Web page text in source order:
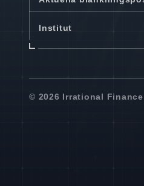
Institut
© 2026 Irrational